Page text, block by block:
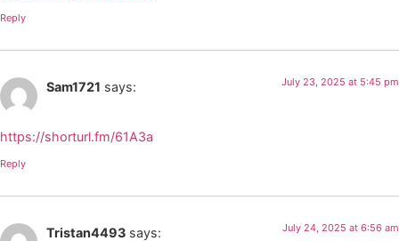
Reply
Sam1721 says: July 23, 2025 at 5:45 pm
https://shorturl.fm/61A3a
Reply
Tristan4493 says: July 24, 2025 at 6:56 am